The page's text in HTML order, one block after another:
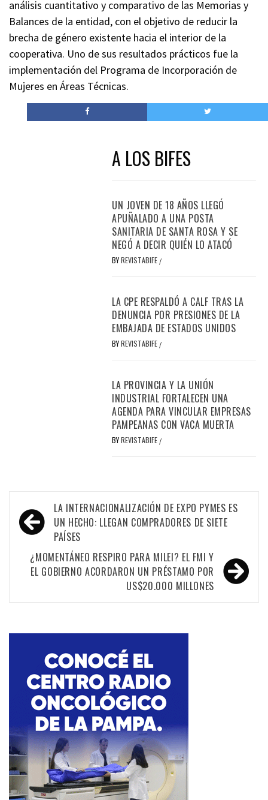
análisis cuantitativo y comparativo de las Memorias y
Balances de la entidad, con el objetivo de reducir la
brecha de género existente hacia el interior de la
cooperativa. Uno de sus resultados prácticos fue la
implementación del Programa de Incorporación de
Mujeres en Áreas Técnicas.
A LOS BIFES
UN JOVEN DE 18 AÑOS LLEGÓ
APUÑALADO A UNA POSTA
SANITARIA DE SANTA ROSA Y SE
NEGÓ A DECIR QUIÉN LO ATACÓ
BYREVISTABIFE /
LA CPE RESPALDÓ A CALF TRAS LA
DENUNCIA POR PRESIONES DE LA
EMBAJADA DE ESTADOS UNIDOS
BYREVISTABIFE /
LA PROVINCIA Y LA UNIÓN
INDUSTRIAL FORTALECEN UNA
AGENDA PARA VINCULAR EMPRESAS
PAMPEANAS CON VACA MUERTA
BYREVISTABIFE /
Navegación
de
entradas
LA INTERNACIONALIZACIÓN DE EXPO PYMES ES
UN HECHO: LLEGAN COMPRADORES DE SIETE
PAÍSES
¿MOMENTÁNEO RESPIRO PARA MILEI? EL FMI Y
EL GOBIERNO ACORDARON UN PRÉSTAMO POR
US$20.000 MILLONES